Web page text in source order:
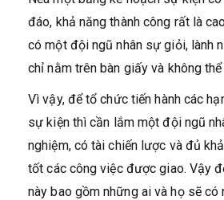
đáo, khả năng thành công rất là
có một đội ngũ nhân sự giỏi, lành
chỉ nằm trên bàn giấy và không
Vì vậy, để tổ chức tiến hành các
sự kiện thì cần lắm một đội ngũ
nghiệm, có tài chiến lược và đủ
tốt các công việc được giao. Vậy
này bao gồm những ai và họ sẽ có